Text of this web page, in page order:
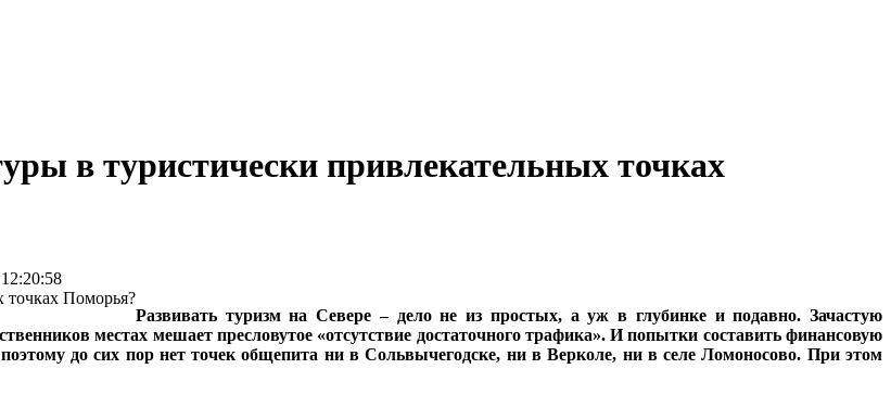
в туристически привлекательных точках
Развивать туризм на Севере – дело не из простых, а уж в глубинке и подавно. Зачастую
местах мешает пресловутое «отсутствие достаточного трафика». И попытки составить финансовую
до сих пор нет точек общепита ни в Сольвычегодске, ни в Верколе, ни в селе Ломоносово. При этом